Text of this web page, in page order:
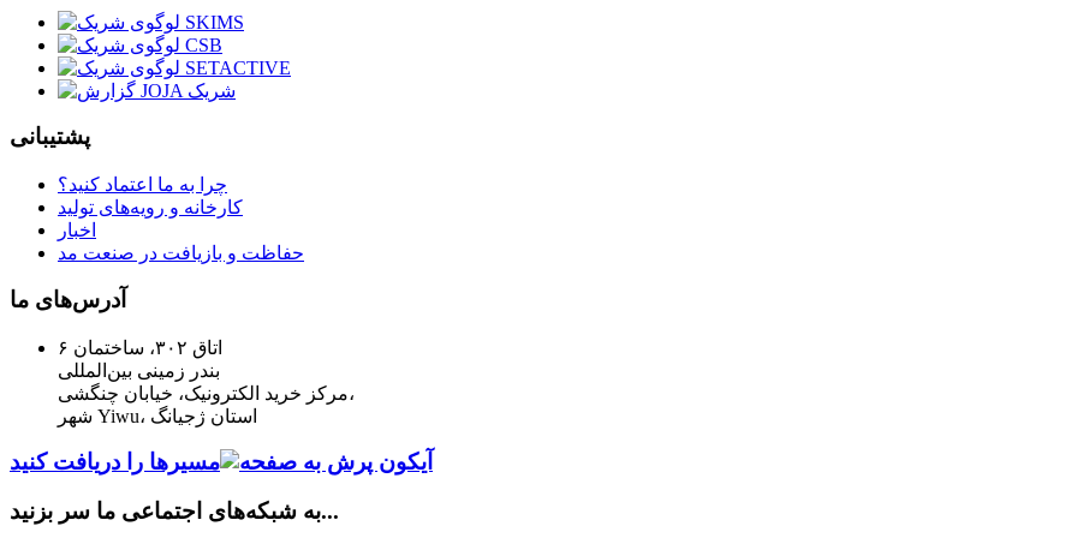
پشتیبانی
چرا به ما اعتماد کنید؟
کارخانه و رویه‌های تولید
اخبار
حفاظت و بازیافت در صنعت مد
آدرس‌های ما
اتاق ۳۰۲، ساختمان ۶
بندر زمینی بین‌المللی
مرکز خرید الکترونیک، خیابان چنگشی،
شهر Yiwu، استان ژجیانگ
مسیرها را دریافت کنید
به شبکه‌های اجتماعی ما سر بزنید...